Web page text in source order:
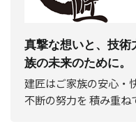
真撃な想いと、技術
族の未来のために。
建匠はご家族の安心・
不断の努力を 積み重